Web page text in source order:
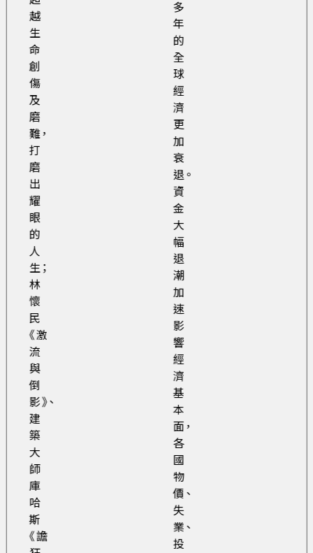
越
生
命
創
傷
及
磨
難，
打
磨
出
耀
眼
的
人
生；
林
懷
民
《激
流
與
倒
影》、
建
築
大
師
庫
哈
斯
《譫
多
年
的
全
球
經
濟
更
加
衰
退。
資
金
大
幅
退
潮
加
速
影
響
經
濟
基
本
面，
各
國
物
價、
失
業、
投